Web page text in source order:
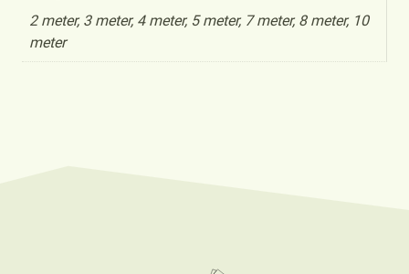
2 meter, 3 meter, 4 meter, 5 meter, 7 meter, 8 meter, 10
meter